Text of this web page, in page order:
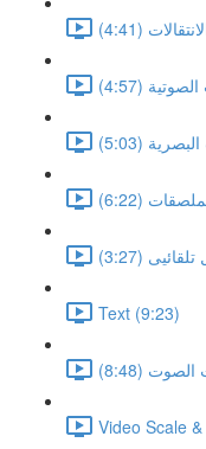
(4:41)
(4:57)
(5:03)
(6:22)
(3:27)
Text (9:23)
(8:48)
Video Scale